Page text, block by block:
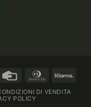
Credit
Dinners
DI VENDITA
POLICY